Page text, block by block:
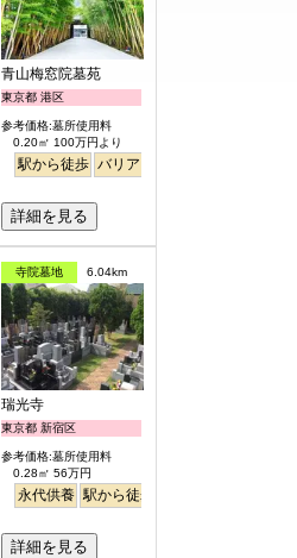
青山梅窓院墓苑
東京都 港区
参考価格:墓所使用料
0.20㎡ 100万円より
駅から徒歩 バリアフリー
詳細を見る
駅から徒歩
寺院墓地 6.04km
瑞光寺
東京都 新宿区
参考価格:墓所使用料
0.28㎡ 56万円
永代供養 駅から徒歩
詳細を見る